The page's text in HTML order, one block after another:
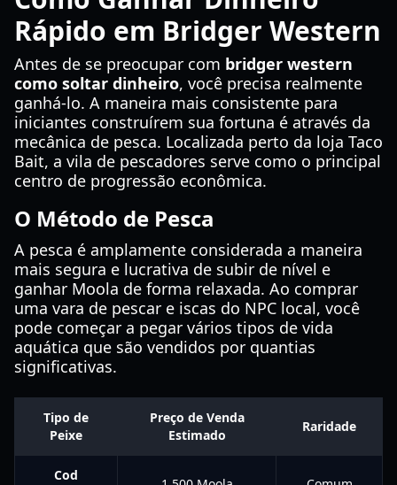
Rápido em Bridger Western
Antes de se preocupar com bridger western
como soltar dinheiro, você precisa realmente
ganhá-lo. A maneira mais consistente para
iniciantes construírem sua fortuna é através da
mecânica de pesca. Localizada perto da loja Taco
Bait, a vila de pescadores serve como o principal
centro de progressão econômica.
O Método de Pesca
A pesca é amplamente considerada a maneira
mais segura e lucrativa de subir de nível e
ganhar Moola de forma relaxada. Ao comprar
uma vara de pescar e iscas do NPC local, você
pode começar a pegar vários tipos de vida
aquática que são vendidos por quantias
significativas.
Tipo de
Peixe
Preço de Venda
Estimado
Raridade
Cod